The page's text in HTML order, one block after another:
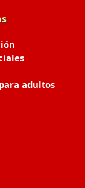
adultos